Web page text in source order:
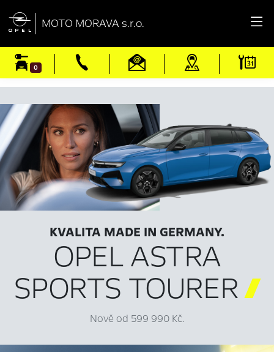
 MOTO MORAVA s.r.o.
0
KVALITA MADE IN GERMANY.
OPEL ASTRA
SPORTS TOURER
Nově od 599 990 Kč.